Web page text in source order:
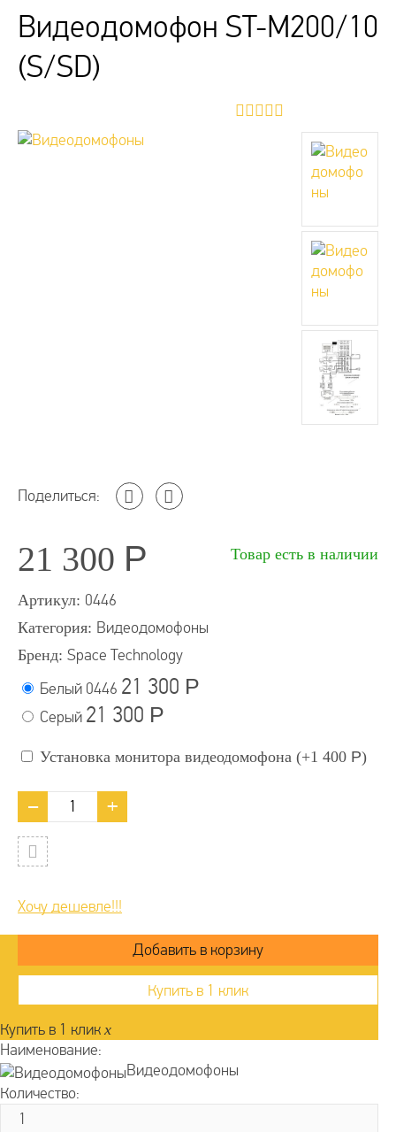
Видеодомофон ST-M200/10
(S/SD)
Поделиться:
21 300 Р
Артикул: 0446
Категория: Видеодомофоны
Бренд: Space Technology
Белый 0446 21 300 Р
Серый 21 300 Р
Товар есть в наличии
Установка монитора видеодомофона (+1 400 Р)
Хочу дешевле!!!
Купить в 1 клик
Купить в 1 клик x
Наименование:
Видеодомофоны
Количество: